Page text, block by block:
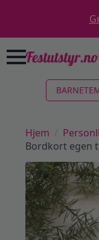
Hjem
Bordkort egen